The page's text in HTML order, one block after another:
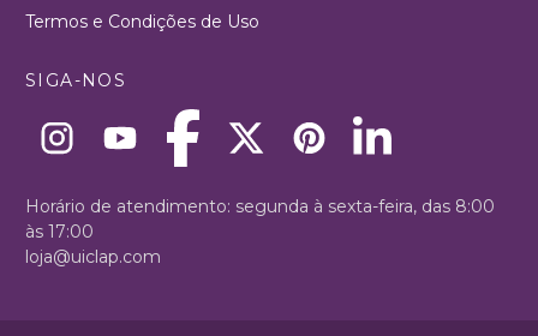
Termos e Condições de Uso
SIGA-NOS
Horário de atendimento: segunda à sexta-feira, das 8:00
às 17:00
loja@uiclap.com